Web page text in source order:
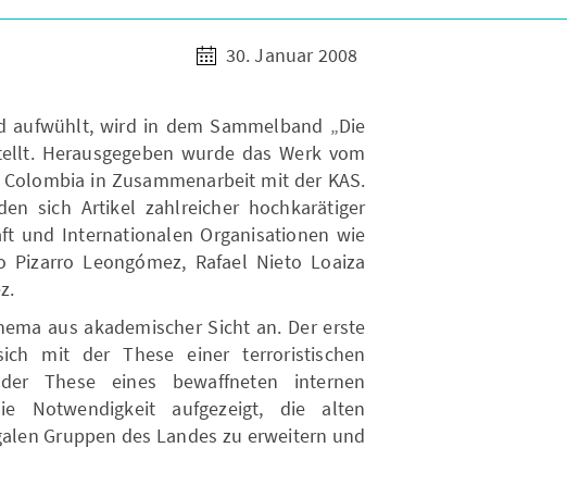
30. Januar 2008
aufwühlt, wird in dem Sammelband „Die
Herausgegeben wurde das Werk vom
in Zusammenarbeit mit der KAS.
sich Artikel zahlreicher hochkarätiger
und Internationalen Organisationen wie
Pizarro Leongómez, Rafael Nieto Loaiza
aus akademischer Sicht an. Der erste
mit der These einer terroristischen
These eines bewaffneten internen
Notwendigkeit aufgezeigt, die alten
Gruppen des Landes zu erweitern und